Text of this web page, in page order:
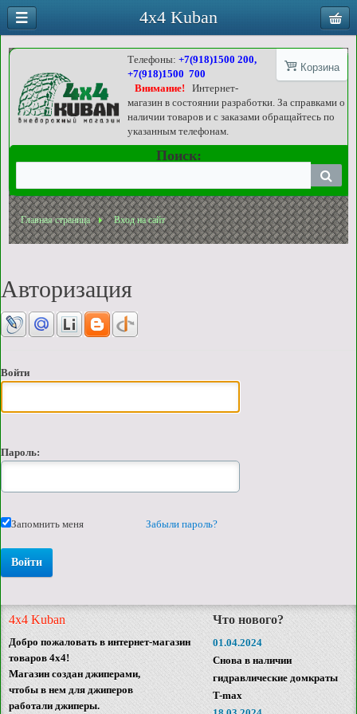
Корзина
Телефоны:+7(918)1500 200,
+7(918)1500 700
Внимание!
Интернет-
магазин в состоянии разработки. За справками о
наличии товаров и с заказами обращайтесь по
указанным телефонам.
Поиск:
Главная страница Вход на сайт
Авторизация
Войти
Пароль:
Запомнить меня Забыли пароль?
4x4 Kuban
Добро пожаловать в интернет-магазин
товаров 4x4!
Магазин создан джиперами,
чтобы в нем для джиперов
работали джиперы.
Что нового?
01.04.2024
Снова в наличии
гидравлические домкраты
T-max
4x4 Kuban